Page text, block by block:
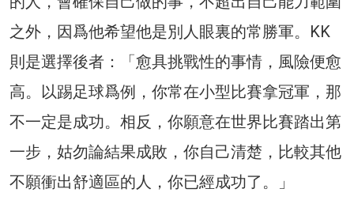
之外，因爲他希望他是別人眼裏的常勝軍。KK
則是選擇後者：「愈具挑戰性的事情，風險便愈
高。以踢足球爲例，你常在小型比賽拿冠軍，那
不一定是成功。相反，你願意在世界比賽踏出第
一步，姑勿論結果成敗，你自己清楚，比較其他
不願衝出舒適區的人，你已經成功了。」